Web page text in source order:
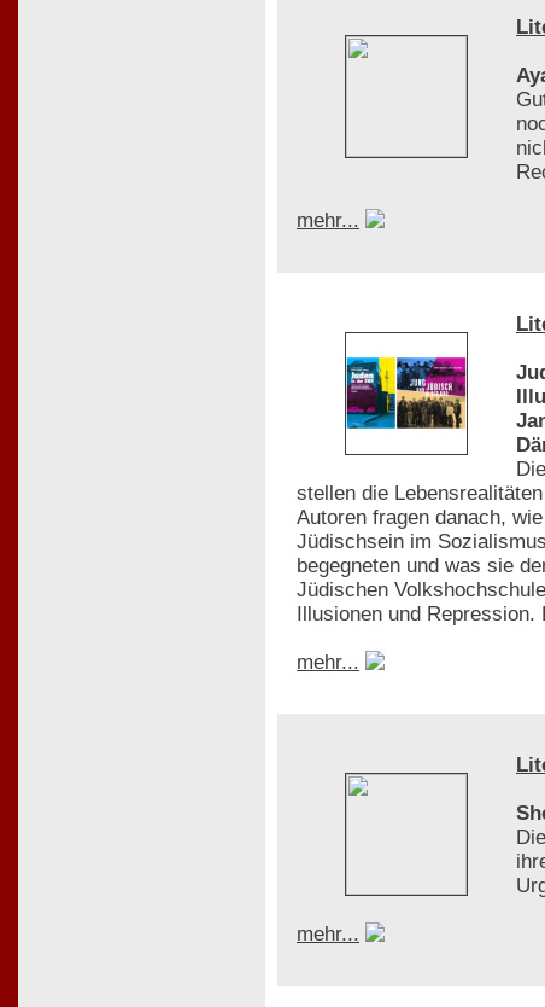
mehr...
stellen die
Autoren fragen danach,
Jüdischsein im
begegneten und was sie
Jüdischen
Illusionen und Repression.
mehr...
mehr...